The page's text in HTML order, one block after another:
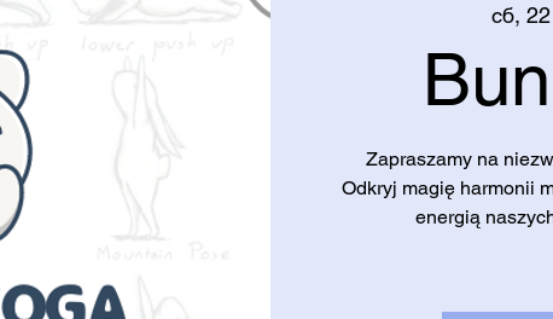
сб,
Zapraszamy na
Odkryj magię harmonii
energią